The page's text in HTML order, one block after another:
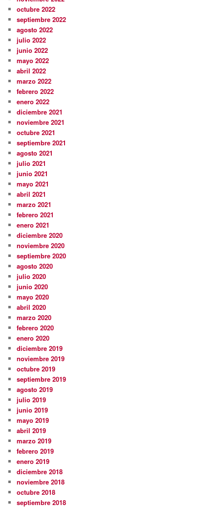
octubre 2022
septiembre 2022
agosto 2022
julio 2022
junio 2022
mayo 2022
abril 2022
marzo 2022
febrero 2022
enero 2022
diciembre 2021
noviembre 2021
octubre 2021
septiembre 2021
agosto 2021
julio 2021
junio 2021
mayo 2021
abril 2021
marzo 2021
febrero 2021
enero 2021
diciembre 2020
noviembre 2020
septiembre 2020
agosto 2020
julio 2020
junio 2020
mayo 2020
abril 2020
marzo 2020
febrero 2020
enero 2020
diciembre 2019
noviembre 2019
octubre 2019
septiembre 2019
agosto 2019
julio 2019
junio 2019
mayo 2019
abril 2019
marzo 2019
febrero 2019
enero 2019
diciembre 2018
noviembre 2018
octubre 2018
septiembre 2018